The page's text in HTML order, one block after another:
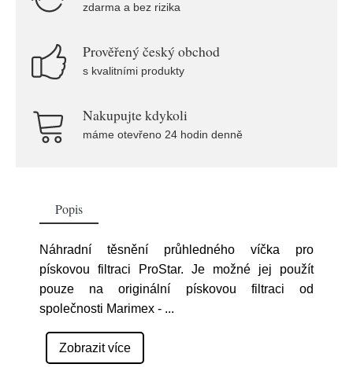
zdarma a bez rizika
Prověřený český obchod
s kvalitními produkty
Nakupujte kdykoli
máme otevřeno 24 hodin denně
Popis
Náhradní těsnění průhledného víčka pro
pískovou filtraci ProStar. Je možné jej použít
pouze na originální pískovou filtraci od
společnosti Marimex - ...
Zobrazit více